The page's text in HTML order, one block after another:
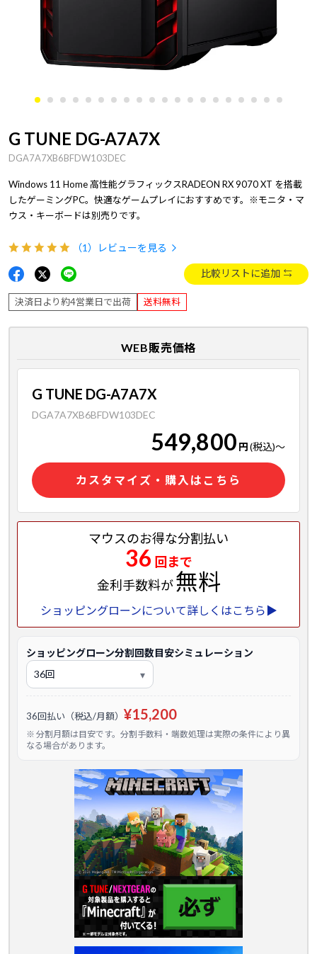
G TUNE DG-A7A7X
DGA7A7XB6BFDW103DEC
Windows 11 Home 高性能グラフィックスRADEON RX 9070 XT を搭載
したゲーミングPC。快適なゲームプレイにおすすめです。※モニタ・マ
ウス・キーボードは別売りです。
（1） レビューを見る
比較リストに追加
決済日より約4営業日で出荷 送料無料
WEB販売価格
G TUNE DG-A7A7X
DGA7A7XB6BFDW103DEC
549,800 円(税込)～
カスタマイズ・購入はこちら
マウスのお得な分割払い
36 回まで
金利手数料が無料
ショッピングローンについて詳しくはこちら▶
ショッピングローン分割回数目安シミュレーション
36回払い（税込/月額） ¥15,200
※ 分割月額は目安です。分割手数料・端数処理は実際の条件により異
なる場合があります。